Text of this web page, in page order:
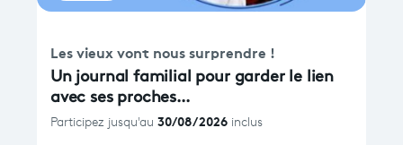
Les vieux vont nous surprendre !
Un journal familial pour garder le lien
avec ses proches...
Participez jusqu'au 30/08/2026 inclus